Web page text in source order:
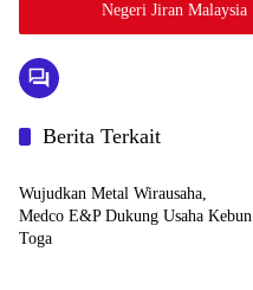
Negeri Jiran Malaysia
Berita Terkait
Advetorial
Wujudkan Metal Wirausaha,
Medco E&P Dukung Usaha Kebun
TogaMusi Banyuasin